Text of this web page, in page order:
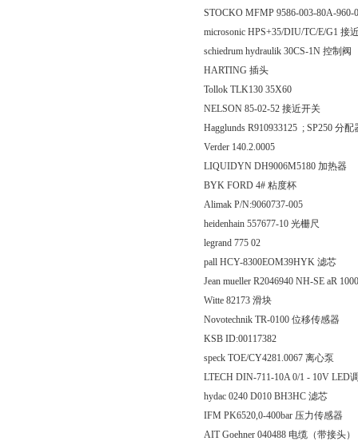
STOCKO MFMP 9586-003-80A-960-
microsonic HPS+35/DIU/TC/E/G1 接
schiedrum hydraulik 30CS-1N 控制阀
HARTING 插头
Tollok TLK130 35X60
NELSON 85-02-52 接近开关
Hagglunds R910933125 ; SP250 分配
Verder 140.2.0005
LIQUIDYN DH9006M5180 加热器
BYK FORD 4# 粘度杯
Alimak P/N:9060737-005
heidenhain 557677-10 光栅尺
legrand 775 02
pall HCY-8300EOM39HYK 滤芯
Jean mueller R2046940 NH-SE aR
Witte 82173 滑块
Novotechnik TR-0100 位移传感器
KSB ID:00117382
speck TOE/CY4281.0067 离心泵
LTECH DIN-711-10A 0/1 - 10V LED
hydac 0240 D010 BH3HC 滤芯
IFM PK6520,0-400bar 压力传感器
AIT Goehner 040488 电缆（带接头）